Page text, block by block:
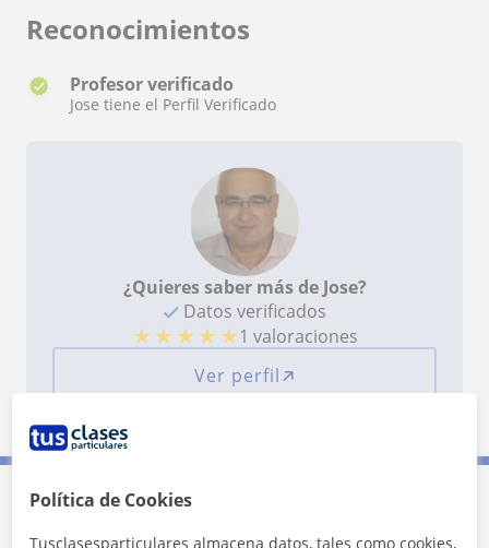
Reconocimientos
Profesor verificado
Jose tiene el Perfil Verificado
¿Quieres saber más de Jose?
Datos verificados
★ ★ ★ ★ ★1 valoraciones
Ver perfil
Política de Cookies
Tusclasesparticulares almacena datos, tales como cookies,